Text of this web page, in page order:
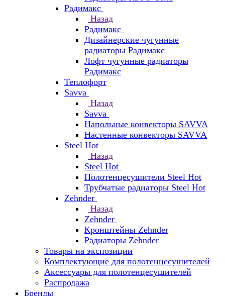
Радимакс
Назад
Радимакс
Дизайнерские чугунные
радиаторы Радимакс
Лофт чугунные радиаторы
Радимакс
Теплофорт
Savva
Назад
Savva
Напольные конвекторы SAVVA
Настенные конвекторы SAVVA
Steel Hot
Назад
Steel Hot
Полотенцесушители Steel Hot
Трубчатые радиаторы Steel Hot
Zehnder
Назад
Zehnder
Кронштейны Zehnder
Радиаторы Zehnder
Товары на экспозиции
Комплектующие для полотенцесушителей
Аксессуары для полотенцесушителей
Распродажа
Бренды